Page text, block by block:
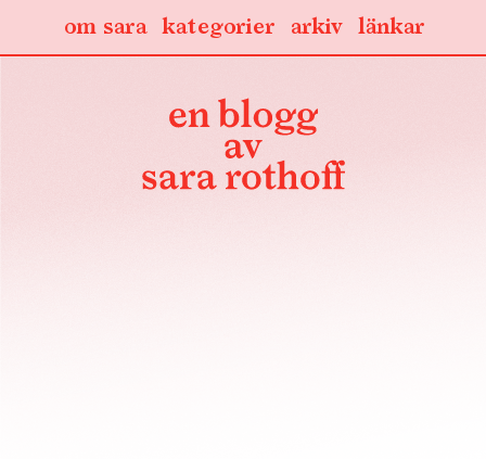
länkar
arkiv
kategorier
om sara